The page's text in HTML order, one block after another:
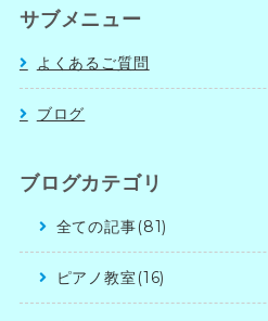
サブメニュー
よくあるご質問
ブログ
ブログカテゴリ
全ての記事(81)
ピアノ教室(16)